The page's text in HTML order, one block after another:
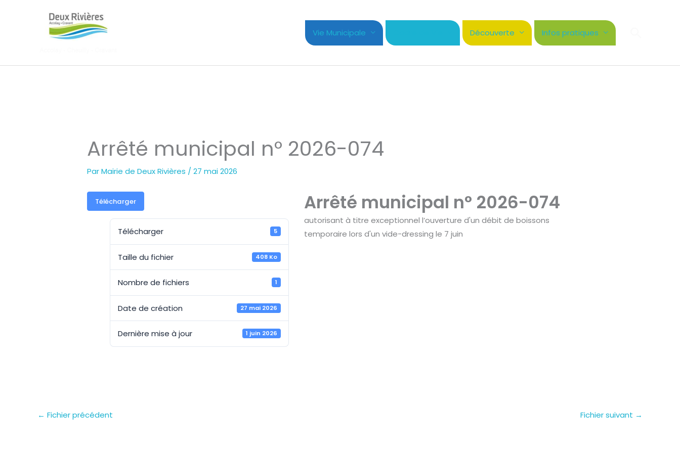
Vie Municipale Découverte Infos pratiques
Arrêté municipal n° 2026-074
ParMairie de Deux Rivières /27 mai 2026
Télécharger
Télécharger 5
Taille du fichier 408 Ko
Nombre de fichiers 1
Date de création 27 mai 2026
Dernière mise à jour 1 juin 2026
Arrêté municipal n° 2026-074
autorisant à titre exceptionnel l’ouverture d'un débit de boissons
temporaire lors d'un vide-dressing le 7 juin
← Fichier précédent Fichier suivant →